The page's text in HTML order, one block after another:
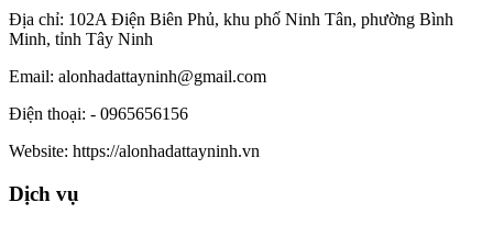
Địa chỉ: 102A Điện Biên Phủ, khu phố Ninh Tân, phường Bình
Minh, tỉnh Tây Ninh
Email: alonhadattayninh@gmail.com
Điện thoại: - 0965656156
Website: https://alonhadattayninh.vn
Dịch vụ